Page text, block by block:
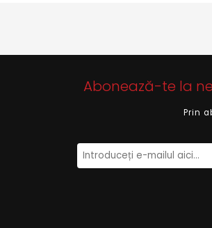
Abonează-te la
Prin